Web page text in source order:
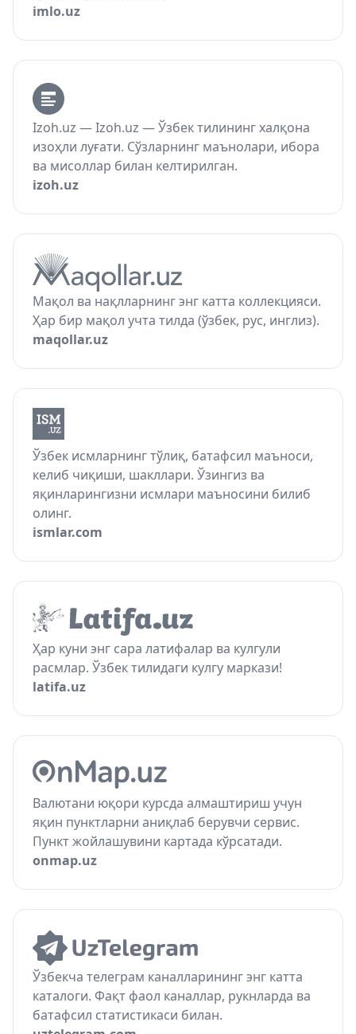
imlo.uz
Izoh.uz — Izoh.uz — Ўзбек тилининг халқона
изоҳли луғати. Сўзларнинг маънолари, ибора
ва мисоллар билан келтирилган.
izoh.uz
Мақол ва нақлларнинг энг катта коллекцияси.
Ҳар бир мақол учта тилда (ўзбек, рус, инглиз).
maqollar.uz
Ўзбек исмларнинг тўлиқ, батафсил маъноси,
келиб чиқиши, шакллари. Ўзингиз ва
яқинларингизни исмлари маъносини билиб
олинг.
ismlar.com
Ҳар куни энг сара латифалар ва кулгули
расмлар. Ўзбек тилидаги кулгу маркази!
latifa.uz
Валютани юқори курсда алмаштириш учун
яқин пунктларни аниқлаб берувчи сервис.
Пункт жойлашувини картада кўрсатади.
onmap.uz
Ўзбекча телеграм каналларининг энг катта
каталоги. Фақт фаол каналлар, рукнларда ва
батафсил статистикаси билан.